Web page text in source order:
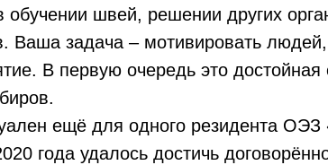
швей, решении других
Ваша задача – мотивировать
В первую очередь это достойная
ещё для одного резидента ОЭЗ
года удалось достичь